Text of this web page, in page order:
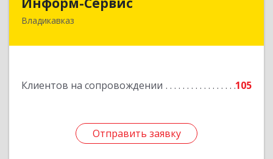
Владикавказ
Клиентов на сопровождении 105
Отправить заявку
362020, Северная Осетия - Алания Респ,
Отправить заявку